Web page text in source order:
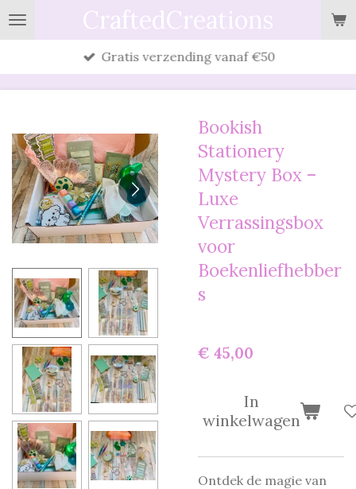
Ga
direct
CraftedCreations
Gratis verzending vanaf €50
Bookish
Stationery
Mystery Box –
Luxe
Verrassingsbox
voor
Boekenliefhebber
s
€ 45,00
In
winkelwagen
Ontdek de magie van